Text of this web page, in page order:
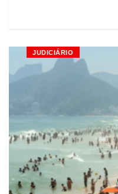
JUDICIÁRIO